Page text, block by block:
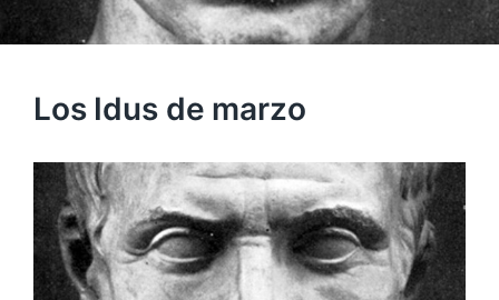
Los Idus de marzo